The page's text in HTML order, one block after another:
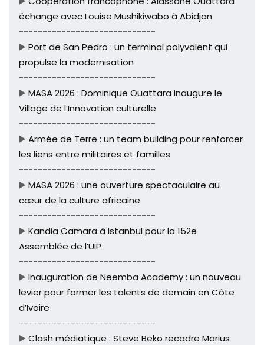
échange avec Louise Mushikiwabo à Abidjan
-----------------------------
▶️ Port de San Pedro : un terminal polyvalent qui
propulse la modernisation
-----------------------------
▶️ MASA 2026 : Dominique Ouattara inaugure le
Village de l’Innovation culturelle
-----------------------------
▶️ Armée de Terre : un team building pour renforcer
les liens entre militaires et familles
-----------------------------
▶️ MASA 2026 : une ouverture spectaculaire au
cœur de la culture africaine
-----------------------------
▶️ Kandia Camara à Istanbul pour la 152e
Assemblée de l’UIP
-----------------------------
▶️ Inauguration de Neemba Academy : un nouveau
levier pour former les talents de demain en Côte
d’Ivoire
-----------------------------
▶️ Clash médiatique : Steve Beko recadre Marius